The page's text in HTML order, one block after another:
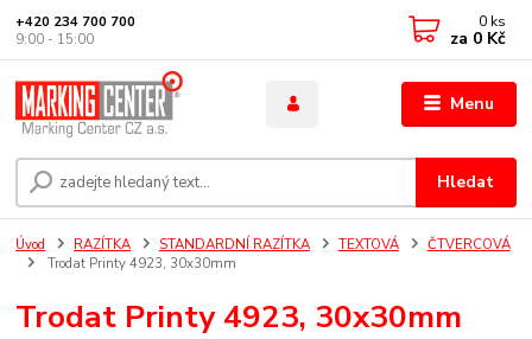
Menu
Hledat
+420 234 700 700
9:00 - 15:00
0 ks
za 0 Kč
Úvod RAZÍTKA STANDARDNÍ RAZÍTKA TEXTOVÁ
ČTVERCOVÁ
Trodat Printy 4923, 30x30mm
Trodat Printy 4923, 30x30mm